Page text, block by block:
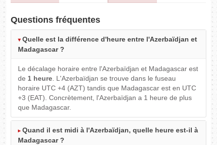
Questions fréquentes
Quelle est la différence d'heure entre l'Azerbaïdjan et
Madagascar ?
Le décalage horaire entre l'Azerbaïdjan et Madagascar est
de 1 heure. L'Azerbaïdjan se trouve dans le fuseau
horaire UTC +4 (AZT) tandis que Madagascar est en UTC
+3 (EAT). Concrètement, l'Azerbaïdjan a 1 heure de plus
que Madagascar.
Quand il est midi à l'Azerbaïdjan, quelle heure est-il à
Madagascar ?